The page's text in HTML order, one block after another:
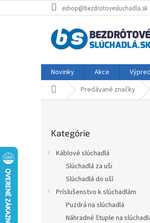
na
eshop@bezdrotovesluchadla.sk
Novinky Akce
DomovPredávané značky
kategórie
Kategórie
Káblové slúchadlá
Slúchadlá za uši
Slúchadlá do uší
Príslušenstvo k slúchadlám
Puzdrá na slúchadlá
Náhradné štuple na